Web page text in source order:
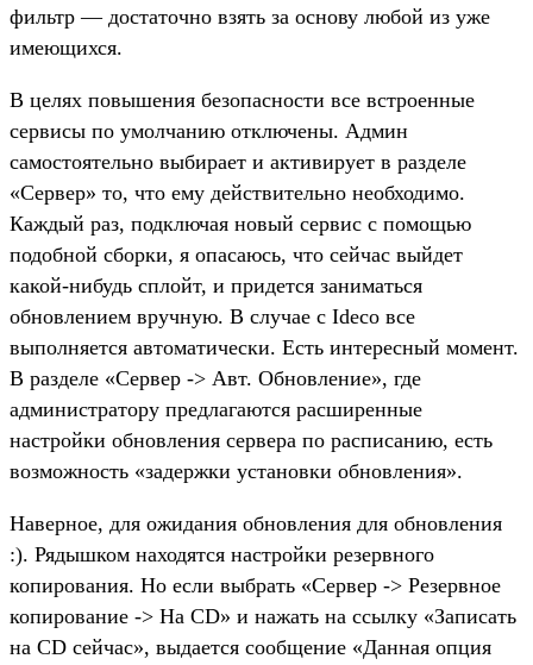
фильтр — достаточно взять за основу любой из уже
имеющихся.
В целях повышения безопасности все встроенные
сервисы по умолчанию отключены. Админ
самостоятельно выбирает и активирует в разделе
«Сервер» то, что ему действительно необходимо.
Каждый раз, подключая новый сервис с помощью
подобной сборки, я опасаюсь, что сейчас выйдет
какой-нибудь сплойт, и придется заниматься
обновлением вручную. В случае с Ideco все
выполняется автоматически. Есть интересный момент.
В разделе «Сервер -> Авт. Обновление», где
администратору предлагаются расширенные
настройки обновления сервера по расписанию, есть
возможность «задержки установки обновления».
Наверное, для ожидания обновления для обновления
:). Рядышком находятся настройки резервного
копирования. Но если выбрать «Сервер -> Резервное
копирование -> На CD» и нажать на ссылку «Записать
на CD сейчас», выдается сообщение «Данная опция